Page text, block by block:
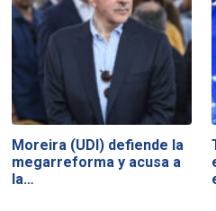
Moreira (UDI) defiende la
megarreforma y acusa a
la…